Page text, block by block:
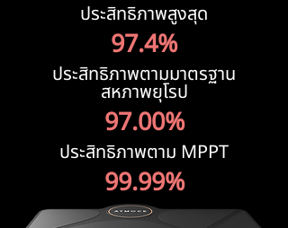
ประสิทธิภาพสูงสุด
97.4%
ประสิทธิภาพตามมาตรฐาน
สหภาพยุโรป
97.00%
ประสิทธิภาพตาม MPPT
99.99%